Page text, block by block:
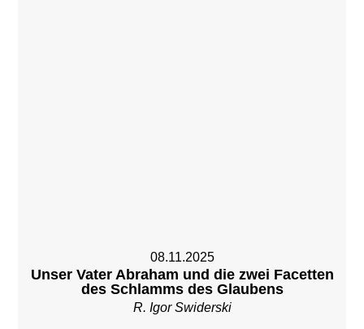
08.11.2025
Unser Vater Abraham und die zwei Facetten
des Schlamms des Glaubens
R. Igor Swiderski